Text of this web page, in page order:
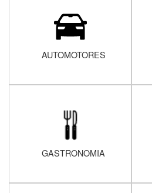
AUTOMOTORES
GASTRONOMIA